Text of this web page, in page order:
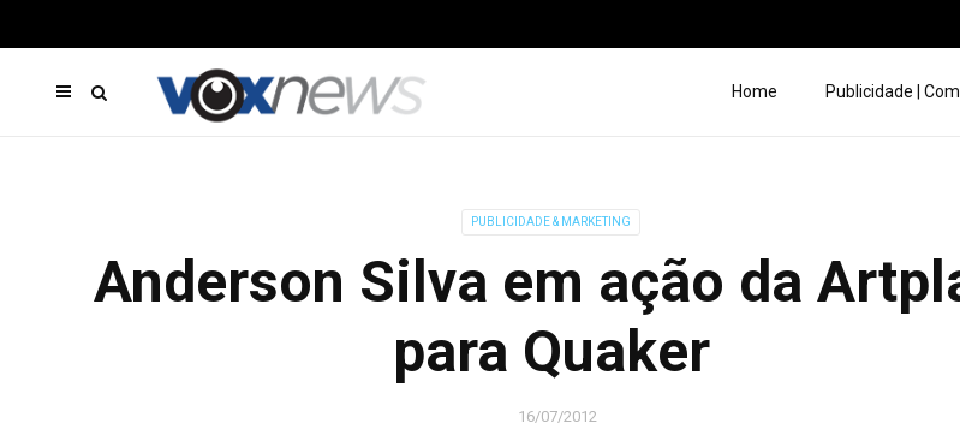
Home Publicidade |
PUBLICIDADE & MARKETING
Anderson Silva em ação da
para Quaker
16/07/2012